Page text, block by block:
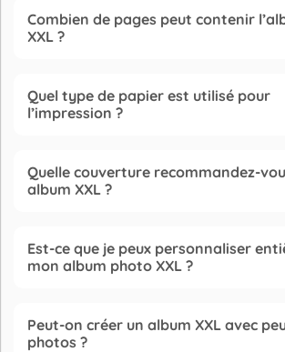
Combien de pages peut contenir
XXL ?
Quel type de papier est utilisé pour
l’impression ?
Quelle couverture recommandez-
album XXL ?
Est-ce que je peux personnaliser
mon album photo XXL ?
Peut-on créer un album XXL avec
photos ?